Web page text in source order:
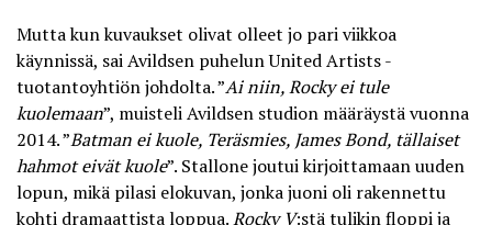
Mutta kun kuvaukset olivat olleet jo pari viikkoa
käynnissä, sai Avildsen puhelun United Artists -
tuotantoyhtiön johdolta. ”Ai niin, Rocky ei tule
kuolemaan”, muisteli Avildsen studion määräystä vuonna
2014. ”Batman ei kuole, Teräsmies, James Bond, tällaiset
hahmot eivät kuole”. Stallone joutui kirjoittamaan uuden
lopun, mikä pilasi elokuvan, jonka juoni oli rakennettu
kohti dramaattista loppua.Rocky V:stä tulikin floppi ja